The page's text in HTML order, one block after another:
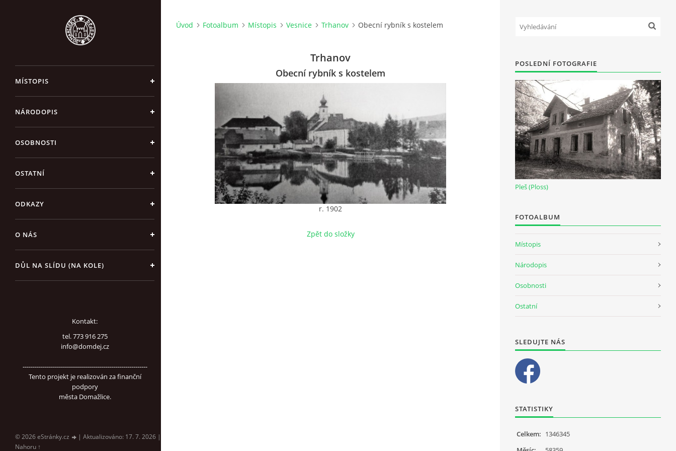
MÍSTOPIS
NÁRODOPIS
OSOBNOSTI
OSTATNÍ
ODKAZY
O NÁS
DŮL NA SLÍDU (NA KOLE)
Kontakt:
tel. 773 916 275
info@domdej.cz
--------------------------------------------------------------
Tento projekt je realizován za finanční
podpory
města Domažlice.
© 2026 eStránky.cz | Aktualizováno: 17. 7. 2026 |
Nahoru ↑
Úvod Fotoalbum Místopis Vesnice Trhanov Obecní rybník s kostelem
Trhanov
Obecní rybník s kostelem
r. 1902
Zpět do složky
POSLEDNÍ FOTOGRAFIE
Pleš (Ploss)
FOTOALBUM
Místopis
Národopis
Osobnosti
Ostatní
SLEDUJTE NÁS
STATISTIKY
Celkem: 1346345